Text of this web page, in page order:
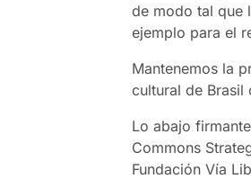
de modo tal que
ejemplo para el
Mantenemos la
cultural de Brasil
Lo abajo
Commons
Fundación Vía